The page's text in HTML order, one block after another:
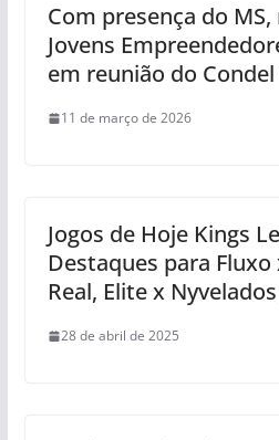
Com presença do MS,
Jovens
em reunião do
11 de março de 2026
Jogos de Hoje Kings
Destaques para Fluxo
Real, Elite x
28 de abril de 2025